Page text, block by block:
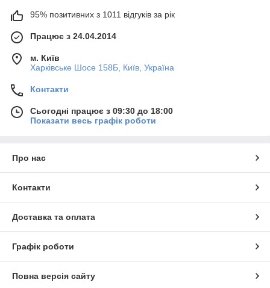
95% позитивних з 1011 відгуків за рік
Працює з 24.04.2014
м. Київ
Харківське Шосе 158Б, Київ, Україна
Контакти
Сьогодні працює з 09:30 до 18:00
Показати весь графік роботи
Про нас
Контакти
Доставка та оплата
Графік роботи
Повна версія сайту